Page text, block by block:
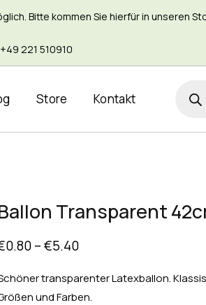
Bitte kommen Sie hierfür in unseren
+49 221 510910
Store Kontakt
Transparent
0.80–€5.40
transparenter Latexballon.
und Farben.